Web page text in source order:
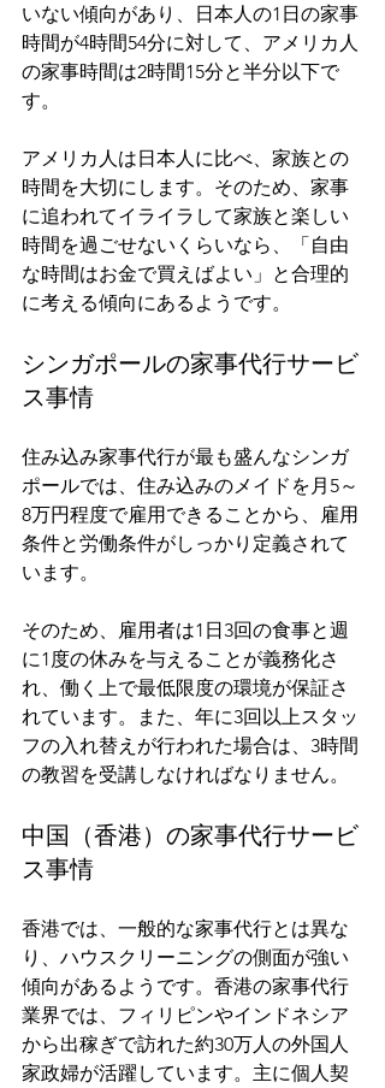
いない傾向があり、日本人の1日の家事
時間が4時間54分に対して、アメリカ人
の家事時間は2時間15分と半分以下で
す。
アメリカ人は日本人に比べ、家族との
時間を大切にします。そのため、家事
に追われてイライラして家族と楽しい
時間を過ごせないくらいなら、「自由
な時間はお金で買えばよい」と合理的
に考える傾向にあるようです。
シンガポールの家事代行サービ
ス事情
住み込み家事代行が最も盛んなシンガ
ポールでは、住み込みのメイドを月5～
8万円程度で雇用できることから、雇用
条件と労働条件がしっかり定義されて
います。
そのため、雇用者は1日3回の食事と週
に1度の休みを与えることが義務化さ
れ、働く上で最低限度の環境が保証さ
れています。また、年に3回以上スタッ
フの入れ替えが行われた場合は、3時間
の教習を受講しなければなりません。
中国（香港）の家事代行サービ
ス事情
香港では、一般的な家事代行とは異な
り、ハウスクリーニングの側面が強い
傾向があるようです。香港の家事代行
業界では、フィリピンやインドネシア
から出稼ぎで訪れた約30万人の外国人
家政婦が活躍しています。主に個人契